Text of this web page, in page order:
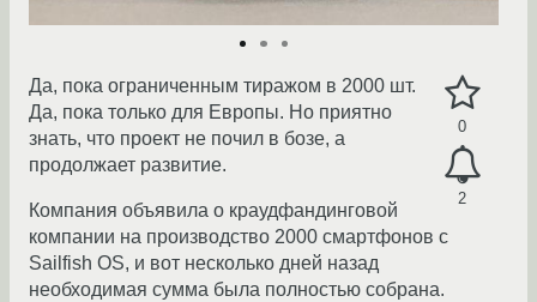
0
2
Да, пока ограниченным тиражом в 2000 шт.
Да, пока только для Европы. Но приятно
знать, что проект не почил в бозе, а
продолжает развитие.
Компания объявила о краудфандинговой
компании на производство 2000 смартфонов с
Sailfish OS, и вот несколько дней назад
необходимая сумма была полностью собрана.